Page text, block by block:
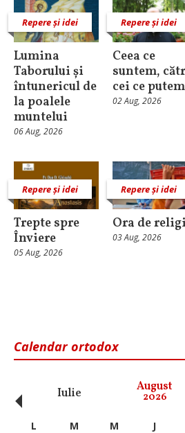
Repere și idei
Lumina
Taborului și
întunericul de
la poalele
muntelui
06 Aug, 2026
Repere și idei
Ceea ce
suntem,
cei ce
02 Aug, 2026
Repere și idei
Trepte spre
Înviere
05 Aug, 2026
Repere și idei
Ora de
03 Aug, 2026
Calendar ortodox
Iulie August
2026
‹ L M M J